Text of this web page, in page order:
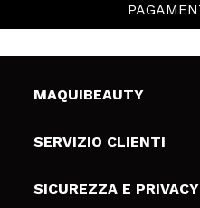
MAQUIBEAUTY
Chi siamo
Gift Cards
SERVIZIO CLIENTI
Spedizioni & Resi
SICUREZZA E PRIVACY